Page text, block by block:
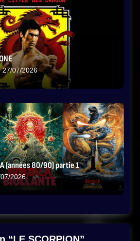
27/07/2026
(années 80/90) partie 1
2026